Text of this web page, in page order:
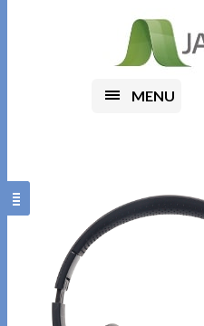
MENU